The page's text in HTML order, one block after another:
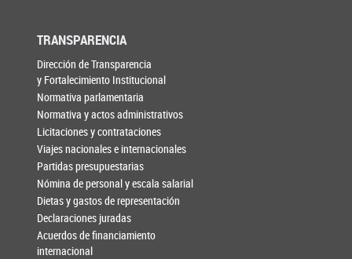
TRANSPARENCIA
Dirección de Transparencia
y Fortalecimiento Institucional
Normativa parlamentaria
Normativa y actos administrativos
Licitaciones y contrataciones
Viajes nacionales e internacionales
Partidas presupuestarias
Nómina de personal y escala salarial
Dietas y gastos de representación
Declaraciones juradas
Acuerdos de financiamiento
internacional